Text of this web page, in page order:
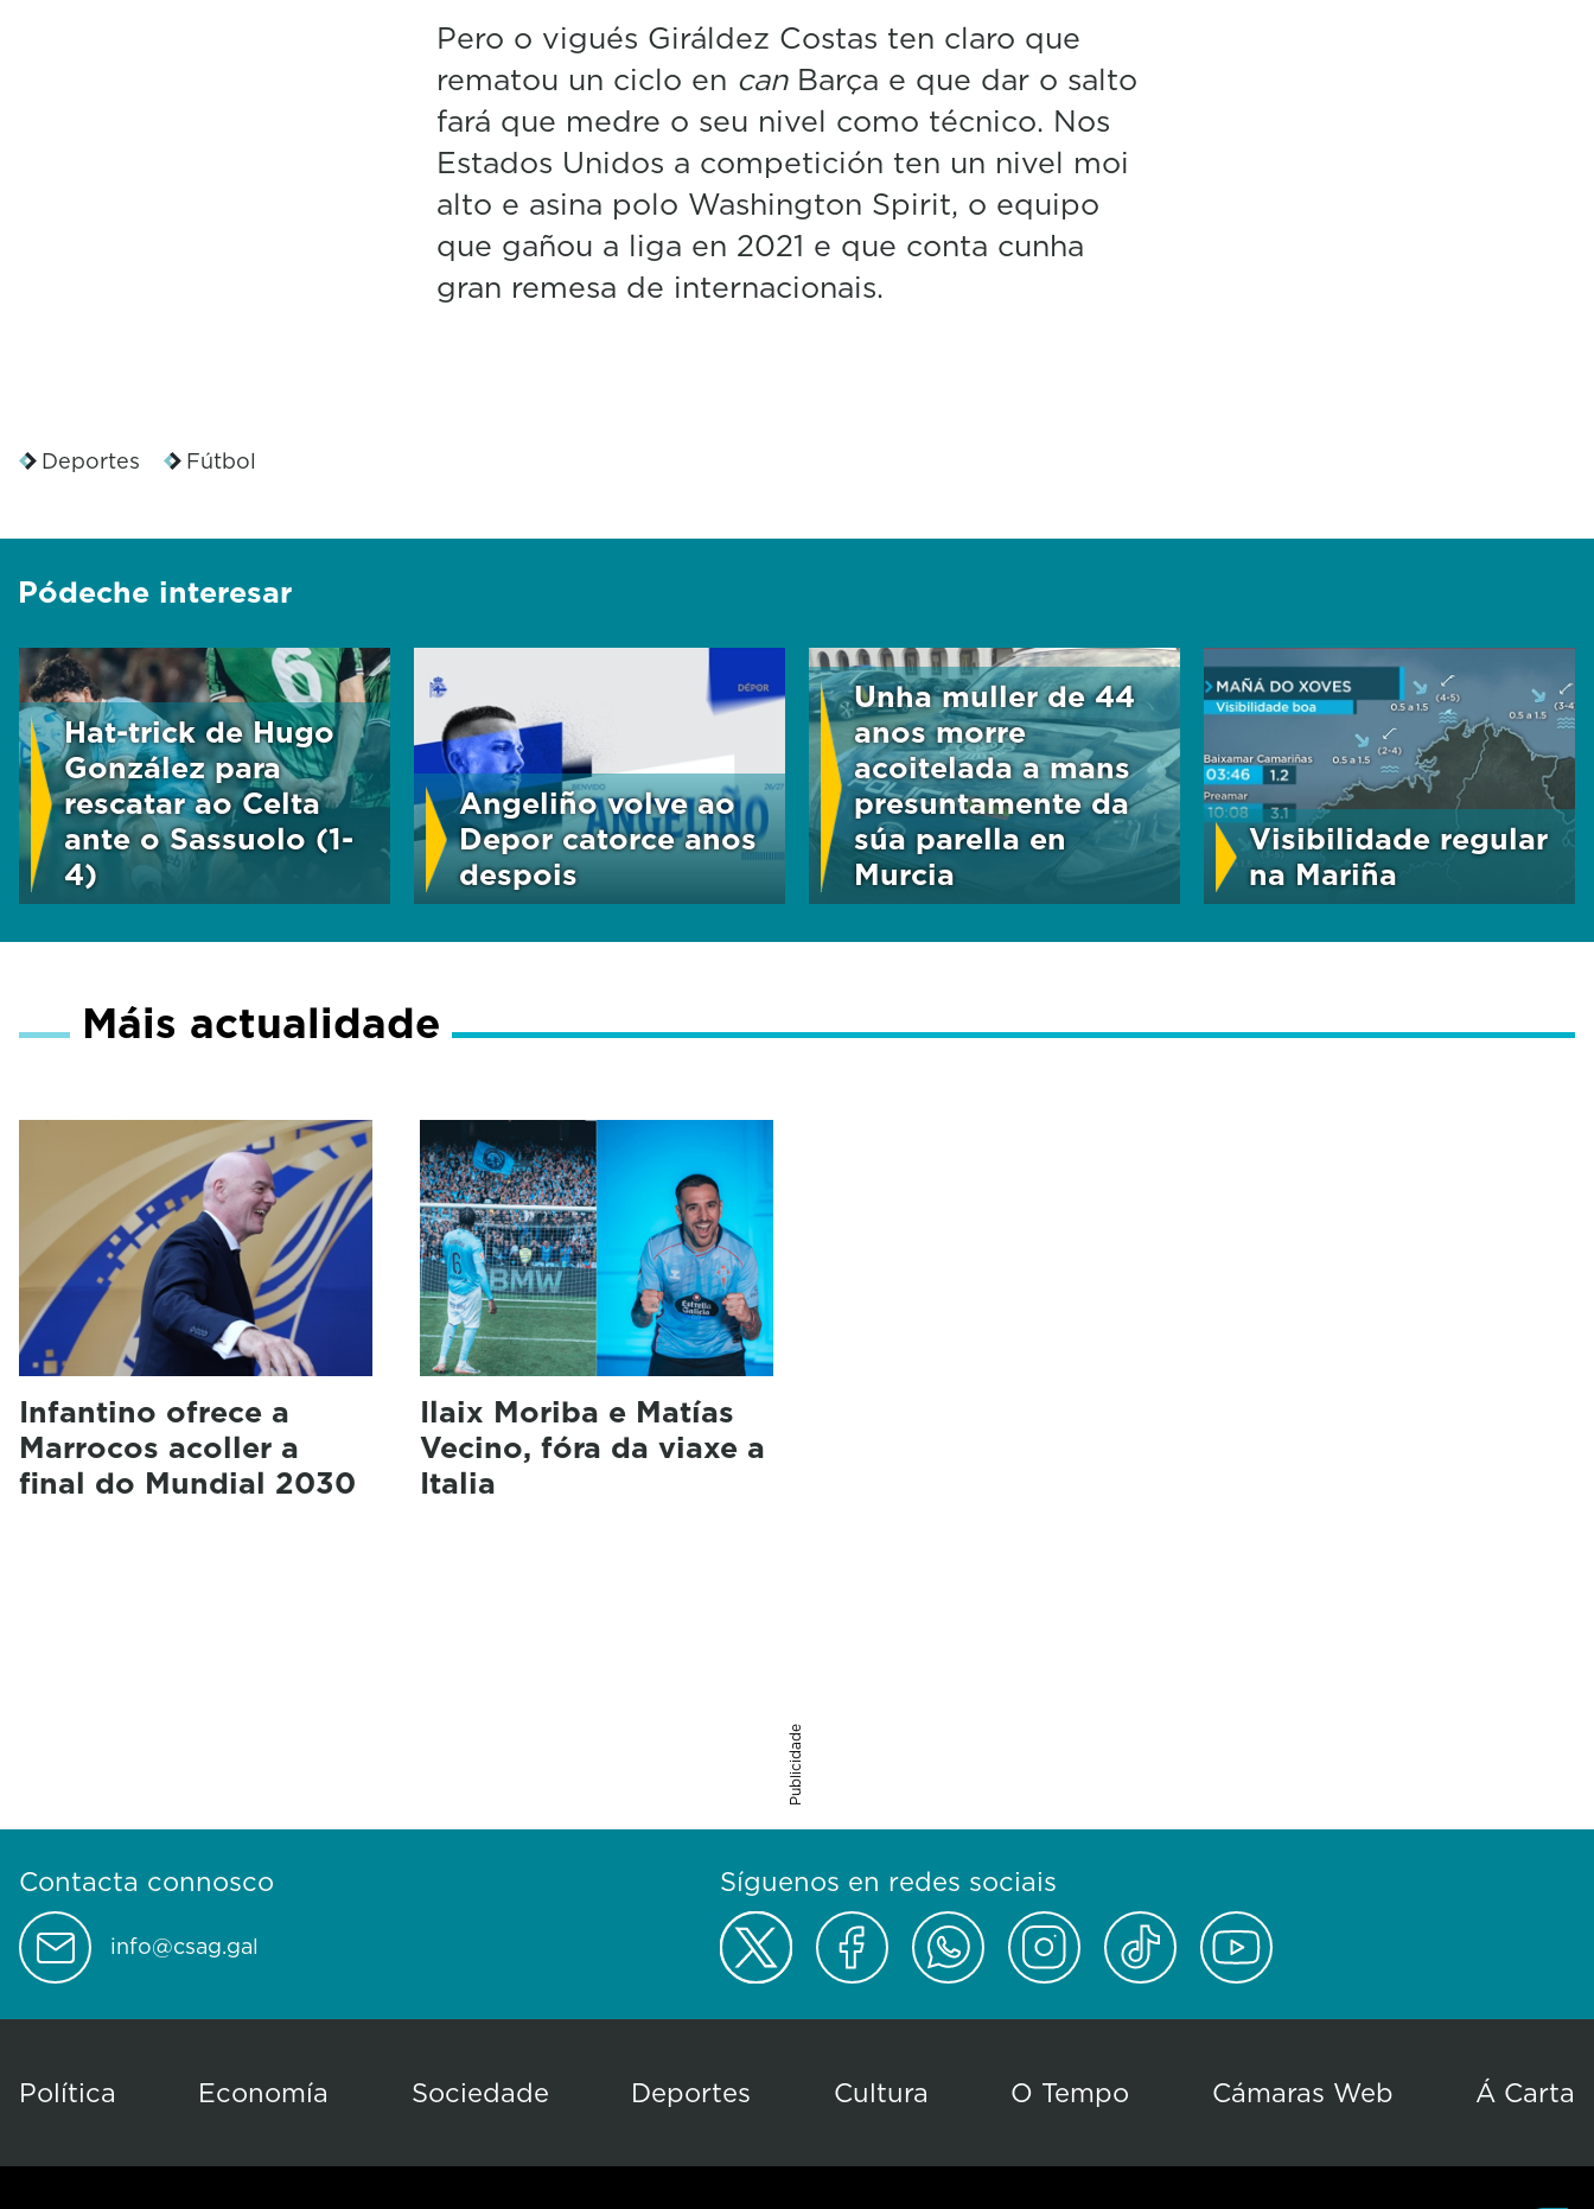
Pero o vigués Giráldez Costas ten claro que
rematou un ciclo en can Barça e que dar o salto
fará que medre o seu nivel como técnico. Nos
Estados Unidos a competición ten un nivel moi
alto e asina polo Washington Spirit, o equipo
que gañou a liga en 2021 e que conta cunha
gran remesa de internacionais.
Deportes Fútbol
Pódeche interesar
Hat-trick de Hugo
González para
rescatar ao Celta
ante o Sassuolo (1-
4)
Angeliño volve ao
Depor catorce anos
despois
Unha muller de 44
anos morre
acoitelada a mans
presuntamente da
súa parella en
Murcia
Visibilidade regular
na Mariña
Máis actualidade
Infantino ofrece a
Marrocos acoller a
final do Mundial 2030
Ilaix Moriba e Matías
Vecino, fóra da viaxe a
Italia
Publicidade
Contacta connosco
info@csag.gal
Síguenos en redes sociais
Política Economía Sociedade Deportes Cultura O Tempo Cámaras Web Á Carta